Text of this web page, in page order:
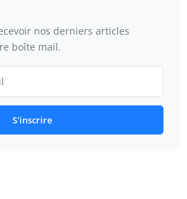
nos derniers articles
boîte mail.
S'inscrire